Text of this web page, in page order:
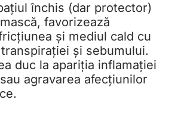
închis (dar protector)
favorizează
și mediul cald cu
și sebumului.
duc la apariția inflamației
agravarea afecțiunilor